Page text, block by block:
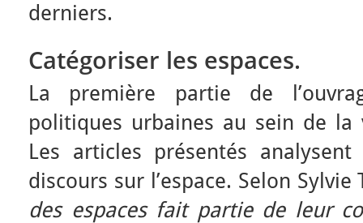
derniers.
Catégoriser les espaces.
La première partie de
politiques urbaines au sein de
Les articles présentés
discours sur l’espace. Selon Sylvie
des espaces fait partie de leur